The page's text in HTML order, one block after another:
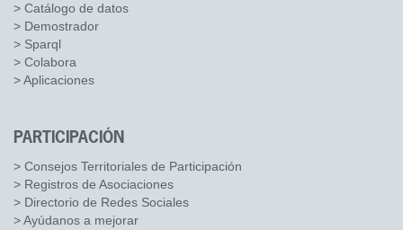
> Catálogo de datos
> Demostrador
> Sparql
> Colabora
> Aplicaciones
PARTICIPACIÓN
> Consejos Territoriales de Participación
> Registros de Asociaciones
> Directorio de Redes Sociales
> Ayúdanos a mejorar